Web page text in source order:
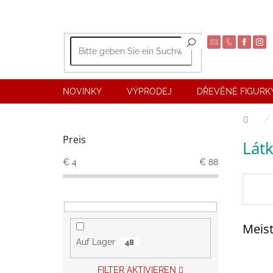
NOVINKY VÝPRODEJ DŘEVĚNÉ
Preis
€ 4 € 88
Auf Lager 48
FILTER AKTIVIEREN